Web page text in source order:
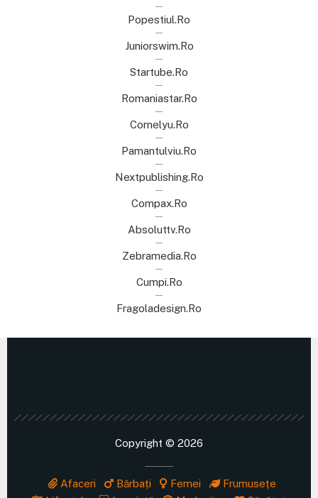
Popestiul.ro
Juniorswim.ro
Startube.ro
Romaniastar.ro
Cornelyu.ro
Pamantulviu.ro
Nextpublishing.ro
Compax.ro
Absoluttv.ro
Zebramedia.ro
Cumpi.ro
Fragoladesign.ro
Copyright © 2026
Afaceri Bărbați Femei
Frumusețe